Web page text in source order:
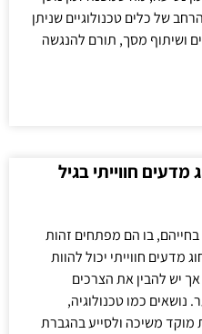
של כלים טכנולוגיים שניתן
ושיתוף מסך, תורם להנגשה
חווייתי בגיל
בו הם מפתחים זהות
מדעים חווייתי יכול להוות
יש להבין את הצרכים
נושאים כמו טכנולוגיה,
מוקד משיכה ולסייע בהגברת